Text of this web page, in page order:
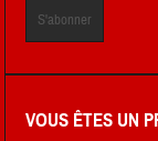
VOUS ÊTES UN